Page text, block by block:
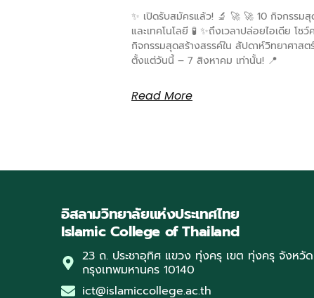
✨ เปิดรับสมัครแล้ว! 🔬 🚀 🚀 10 กิจกรรม
และเทคโนโลยี 🧪 ✨ถึงเวลาปล่อยไอเดีย โช
กิจกรรมสุดสร้างสรรค์ใน สัปดาห์วิทยาศาสต
ตั้งแต่วันนี้ – 7 สิงหาคม เท่านั้น! 📍
Read More
อิสลามวิทยาลัยแห่งประเทศไทย
Islamic College of Thailand
23 ถ. ประชาอุทิศ แขวง ทุ่งครุ เขต ทุ่งครุ จังหวัด
กรุงเทพมหานคร 10140
ict@islamiccollege.ac.th